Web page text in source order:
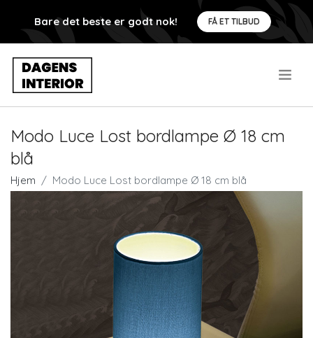
Bare det beste er godt nok! FÅ ET TILBUD
Modo Luce Lost bordlampe Ø 18 cm
blå
Hjem Modo Luce Lost bordlampe Ø 18 cm blå